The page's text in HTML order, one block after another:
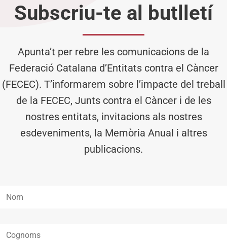
Subscriu-te al butlletí
Apunta’t per rebre les comunicacions de la
Federació Catalana d’Entitats contra el Càncer
(FECEC). T’informarem sobre l’impacte del treball
de la FECEC, Junts contra el Càncer i de les
nostres entitats, invitacions als nostres
esdeveniments, la Memòria Anual i altres
publicacions.